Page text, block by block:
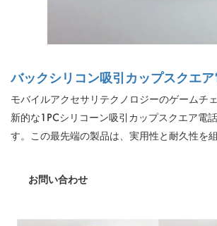
バックシリコン吸引カップスクエ
モバイルアクセサリテクノロジーのゲームチ
新的な1PCシリコーン吸引カップスクエア電
す。この最先端の製品は、実用性と耐久性を
ソリューションを提供します。 24の大きなシ
お問い合わせ